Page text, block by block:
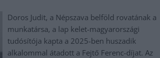
Doros Judit, a Népszava belföld rovatának a
munkatársa, a lap kelet-magyarországi
tudósítója kapta a 2025-ben huszadik
alkalommal átadott a Fejtő Ferenc-díjat. Az